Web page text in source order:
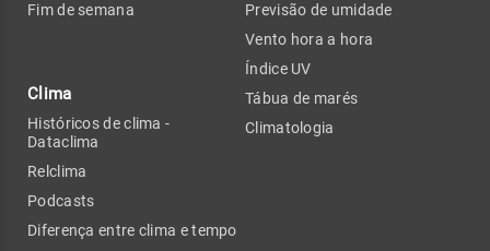
Fim de semana
Clima
Históricos de clima -
Dataclima
Relclima
Podcasts
Diferença entre clima e tempo
Previsão de umidade
Vento hora a hora
Índice UV
Tábua de marés
Climatologia